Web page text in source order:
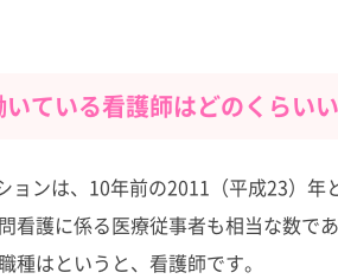
ている看護師はどのくらい
ンは、10年前の2011（平成23）
看護に係る医療従事者も相当な数で
はというと、看護師です。